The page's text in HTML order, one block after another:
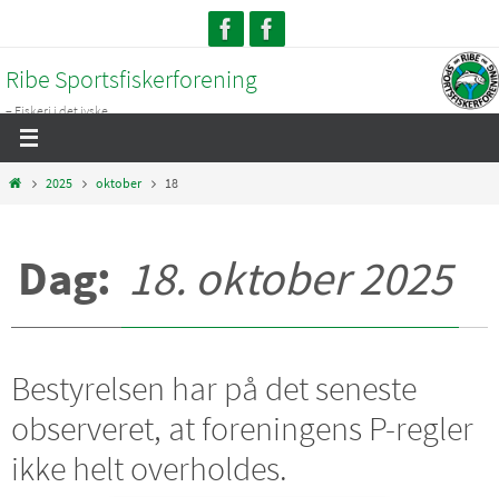
content
Ribe Sportsfiskerforening
– Fiskeri i det jyske...
Home2025 oktober 18
Dag: 18. oktober 2025
Bestyrelsen har på det seneste
observeret, at foreningens P-regler
ikke helt overholdes.